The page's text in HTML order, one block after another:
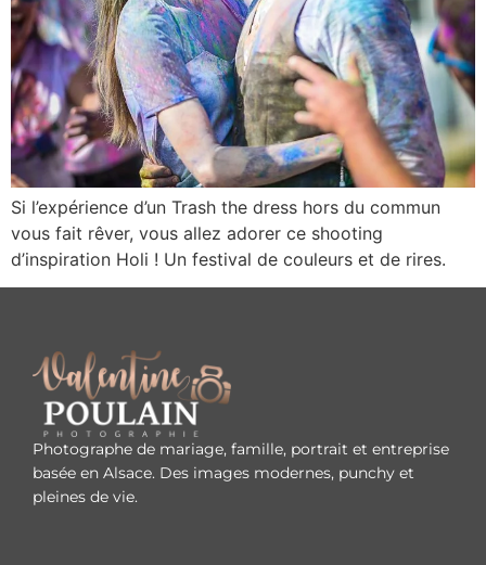
Si l’expérience d’un Trash the dress hors du commun
vous fait rêver, vous allez adorer ce shooting
d’inspiration Holi ! Un festival de couleurs et de rires.
Photographe de mariage, famille, portrait et entreprise
basée en Alsace. Des images modernes, punchy et
pleines de vie.